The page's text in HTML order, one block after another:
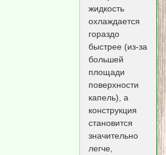
жидкость
охлаждается
гораздо
быстрее (из-за
большей
площади
поверхности
капель), а
конструкция
становится
значительно
легче,